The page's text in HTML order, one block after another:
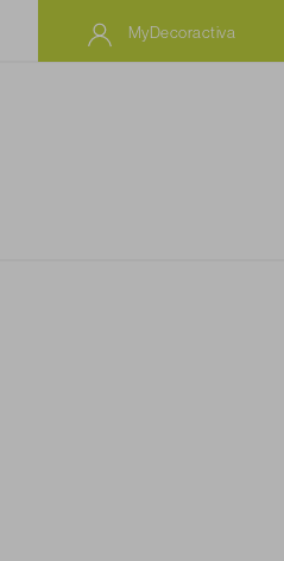
MyDecoractiva